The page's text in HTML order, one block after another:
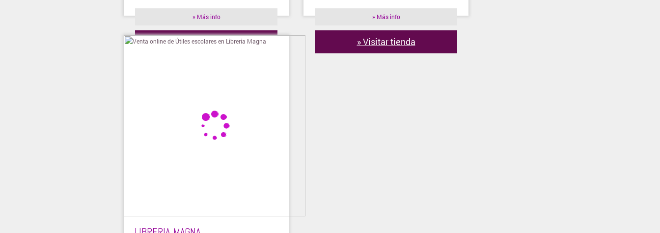
escolares.
» Más info
» Visitar tienda
» Más info
» Visitar tienda